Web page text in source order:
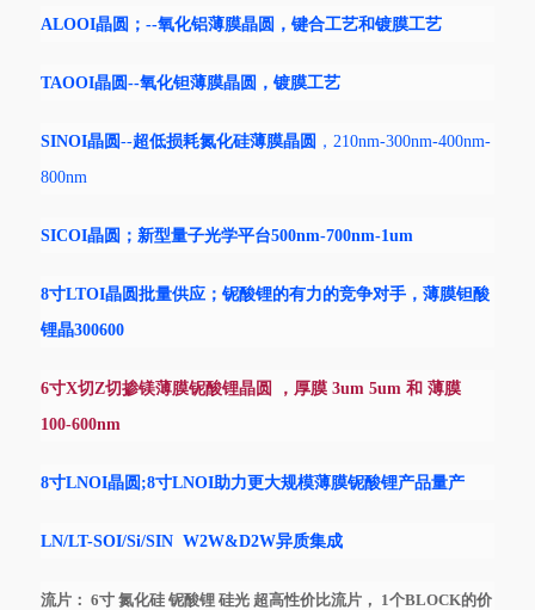
ALOOI晶圆；--氧化铝薄膜晶圆，键合工艺和镀膜工艺
TAOOI晶圆--氧化钽薄膜晶圆，镀膜工艺
SINOI晶圆 --超低损耗氮化硅薄膜晶圆 ， 210nm-300nm-400nm-
800nm
SICOI晶圆；新型量子光学平台500nm-700nm-1um
8寸LTOI晶圆批量供应；铌酸锂的有力的竞争对手，薄膜钽酸
锂晶300600
6寸X切Z切掺镁薄膜铌酸锂晶圆 ，厚膜 3um 5um 和 薄膜
100-600nm
8寸LNOI晶圆;8寸LNOI助力更大规模薄膜铌酸锂产品量产
LN/LT-SOI/Si/SIN W2W&D2W异质集成
流片： 6寸 氮化硅 铌酸锂 硅光 超高性价比流片， 1个BLOCK的价